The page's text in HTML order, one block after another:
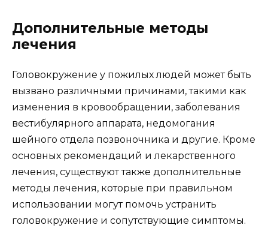
Дополнительные методы
лечения
Головокружение у пожилых людей может быть
вызвано различными причинами, такими как
изменения в кровообращении, заболевания
вестибулярного аппарата, недомогания
шейного отдела позвоночника и другие. Кроме
основных рекомендаций и лекарственного
лечения, существуют также дополнительные
методы лечения, которые при правильном
использовании могут помочь устранить
головокружение и сопутствующие симптомы.